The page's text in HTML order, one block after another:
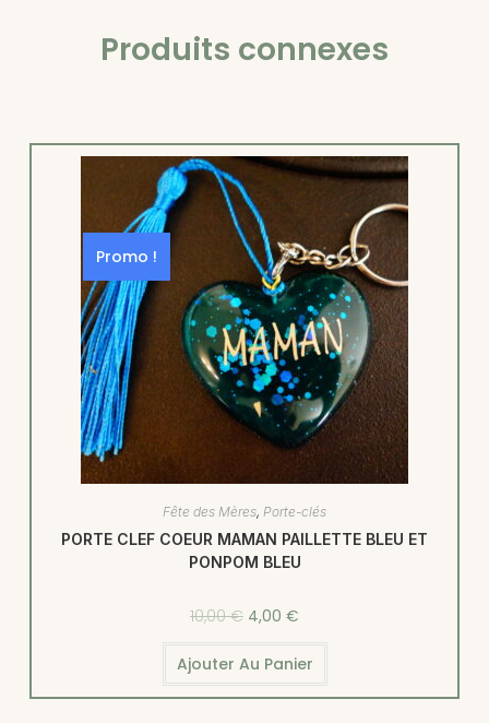
Produits connexes
Promo !
Fête des Mères, Porte-clés
PORTE CLEF COEUR MAMAN PAILLETTE BLEU ET
PONPOM BLEU
10,00€ 4,00 €
Ajouter Au Panier